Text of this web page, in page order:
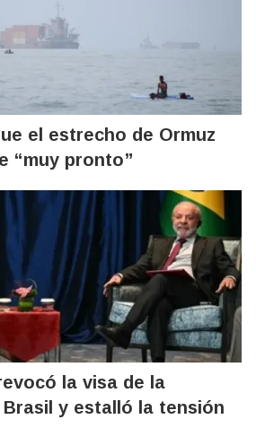
el estrecho de Ormuz
“muy pronto”
la visa de la
y estalló la tensión